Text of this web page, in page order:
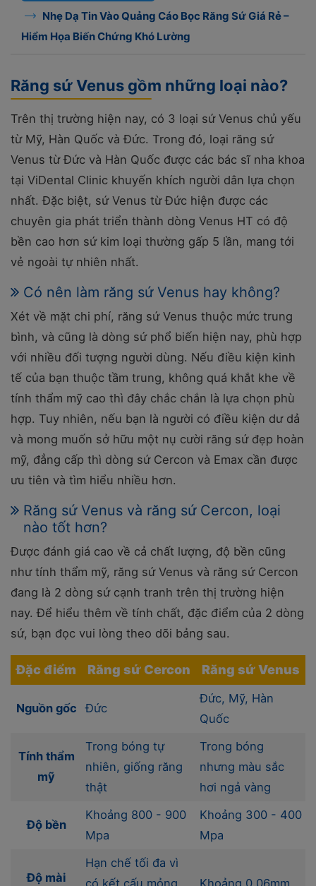
Nhẹ Dạ Tin Vào Quảng Cáo Bọc Răng Sứ Giá Rẻ –
Hiểm Họa Biến Chứng Khó Lường
Răng sứ Venus gồm những loại nào?
Trên thị trường hiện nay, có 3 loại sứ Venus chủ yếu
từ Mỹ, Hàn Quốc và Đức. Trong đó, loại răng sứ
Venus từ Đức và Hàn Quốc được các bác sĩ nha khoa
tại ViDental Clinic khuyến khích người dân lựa chọn
nhất. Đặc biệt, sứ Venus từ Đức hiện được các
chuyên gia phát triển thành dòng Venus HT có độ
bền cao hơn sứ kim loại thường gấp 5 lần, mang tới
vẻ ngoài tự nhiên nhất.
Có nên làm răng sứ Venus hay không?
Xét về mặt chi phí, răng sứ Venus thuộc mức trung
bình, và cũng là dòng sứ phổ biến hiện nay, phù hợp
với nhiều đối tượng người dùng. Nếu điều kiện kinh
tế của bạn thuộc tầm trung, không quá khắt khe về
tính thẩm mỹ cao thì đây chắc chắn là lựa chọn phù
hợp. Tuy nhiên, nếu bạn là người có điều kiện dư dả
và mong muốn sở hữu một nụ cười răng sứ đẹp hoàn
mỹ, đẳng cấp thì dòng sứ Cercon và Emax cần được
ưu tiên và tìm hiểu nhiều hơn.
Răng sứ Venus và răng sứ Cercon, loại
nào tốt hơn?
Được đánh giá cao về cả chất lượng, độ bền cũng
như tính thẩm mỹ, răng sứ Venus và răng sứ Cercon
đang là 2 dòng sứ cạnh tranh trên thị trường hiện
nay. Để hiểu thêm về tính chất, đặc điểm của 2 dòng
sứ, bạn đọc vui lòng theo dõi bảng sau.
Đặc điểm Răng sứ Cercon Răng sứ Venus
Nguồn gốc Đức
Đức, Mỹ, Hàn
Quốc
Tính thẩm
mỹ
Trong bóng tự
nhiên, giống răng
thật
Trong bóng
nhưng màu sắc
hơi ngả vàng
Độ bền
Khoảng 800 - 900
Mpa
Khoảng 300 - 400
Mpa
Độ mài
Hạn chế tối đa vì
có kết cấu mỏng
Khoảng 0,06mm